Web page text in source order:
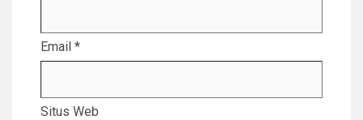
Email *
Situs Web